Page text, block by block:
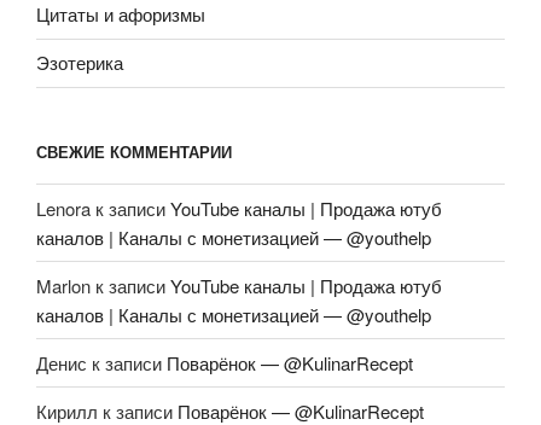
Цитаты и афоризмы
Эзотерика
СВЕЖИЕ КОММЕНТАРИИ
Lenora к записиYouTube каналы | Продажа ютуб
каналов | Каналы с монетизацией — @youthelp
Marlon к записиYouTube каналы | Продажа ютуб
каналов | Каналы с монетизацией — @youthelp
Денис к записи Поварёнок — @KulinarRecept
Кирилл к записи Поварёнок — @KulinarRecept